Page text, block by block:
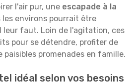
l'air pur, une escapade à la
les environs pourrait être
leur faut. Loin de l'agitation, ces
pour se détendre, profiter de
promenades en famille.
idéal selon vos besoins